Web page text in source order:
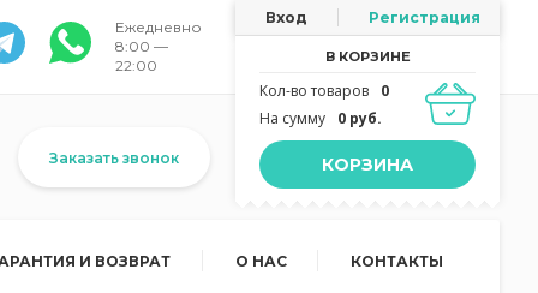
Ежедневно
8:00 —
22:00
Вход Регистрация
В КОРЗИНЕ
Кол-во товаров
0
На сумму
0 руб.
КОРЗИНА
Заказать звонок
И ВОЗВРАТ О НАС КОНТАКТЫ